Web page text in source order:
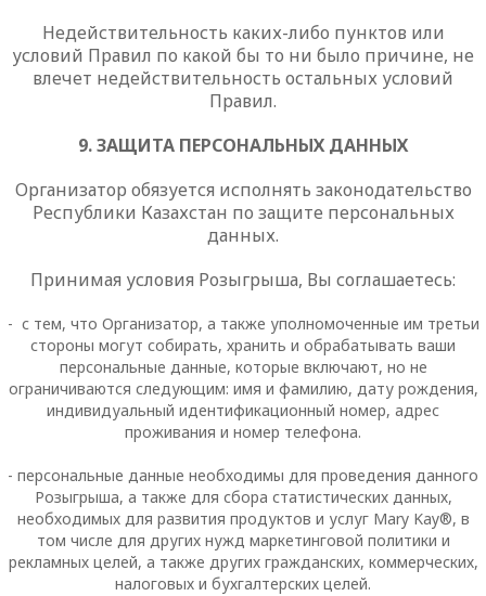
Недействительность каких-либо пунктов или
условий Правил по какой бы то ни было причине, не
влечет недействительность остальных условий
Правил.
9. ЗАЩИТА ПЕРСОНАЛЬНЫХ ДАННЫХ
Организатор обязуется исполнять законодательство
Республики Казахстан по защите персональных
данных.
Принимая условия Розыгрыша, Вы соглашаетесь:
- с тем, что Организатор, а также уполномоченные им третьи
стороны могут собирать, хранить и обрабатывать ваши
персональные данные, которые включают, но не
ограничиваются следующим: имя и фамилию, дату рождения,
индивидуальный идентификационный номер, адрес
проживания и номер телефона.
- персональные данные необходимы для проведения данного
Розыгрыша, а также для сбора статистических данных,
необходимых для развития продуктов и услуг Mary Kay®, в
том числе для других нужд маркетинговой политики и
рекламных целей, а также других гражданских, коммерческих,
налоговых и бухгалтерских целей.